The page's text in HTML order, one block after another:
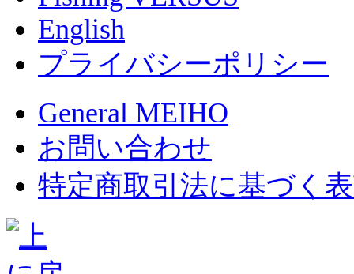
English
プライバシーポリシー
General MEIHO
お問い合わせ
特定商取引法に基づく